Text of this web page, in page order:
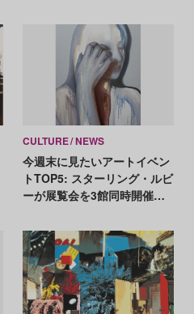
七絵が差別や対立と向き合っ
た新作を発表
CULTURE NEWS
今週末に見たいアートイベン
トTOP5: スターリング・ルビ
ーが展覧会を3館同時開催、
モンドが5年の歳月をかけた
新作を公開